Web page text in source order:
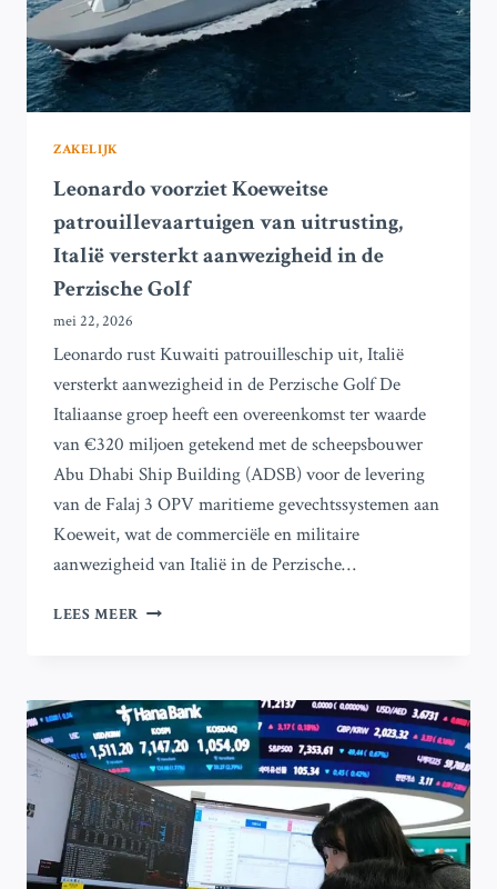
ZAKELIJK
Leonardo voorziet Koeweitse
patrouillevaartuigen van uitrusting,
Italië versterkt aanwezigheid in de
Perzische Golf
mei 22, 2026
Leonardo rust Kuwaiti patrouilleschip uit, Italië
versterkt aanwezigheid in de Perzische Golf De
Italiaanse groep heeft een overeenkomst ter waarde
van €320 miljoen getekend met de scheepsbouwer
Abu Dhabi Ship Building (ADSB) voor de levering
van de Falaj 3 OPV maritieme gevechtssystemen aan
Koeweit, wat de commerciële en militaire
aanwezigheid van Italië in de Perzische…
LEES MEER LEONARDO
VAN
UITRUSTING,
ITALIË
VERSTERKT
AANWEZIGHEID
IN
DE
PERZISCHE